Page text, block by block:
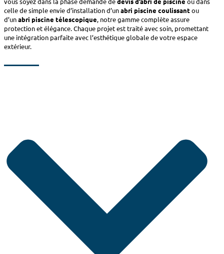
celle de simple envie d’installation d’unabri piscine coulissantou
d’unabri piscine télescopique, notre gamme complète assure
protection et élégance. Chaque projet est traité avec soin, promettant
une intégration parfaite avec l’esthétique globale de votre espace
extérieur.